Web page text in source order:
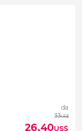
el-Sheikh
da
33US$
26,40US$